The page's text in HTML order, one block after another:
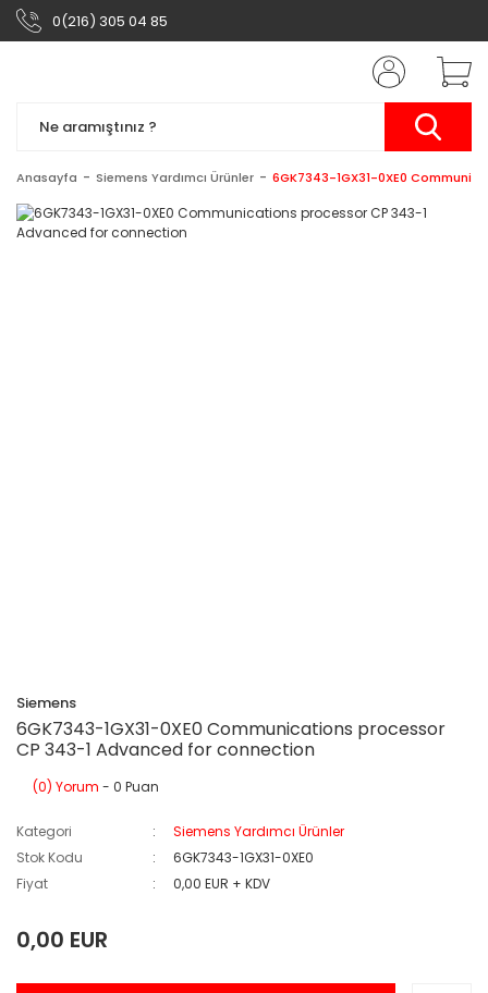
0(216) 305 04 85
Anasayfa Siemens Yardımcı Ürünler 6GK7343-1GX31-0XE0
Siemens
6GK7343-1GX31-0XE0 Communications processor
CP 343-1 Advanced for connection
(0) Yorum - 0 Puan
Kategori
Siemens Yardımcı Ürünler
Stok Kodu
6GK7343-1GX31-0XE0
Fiyat
0,00 EUR + KDV
0,00 EUR